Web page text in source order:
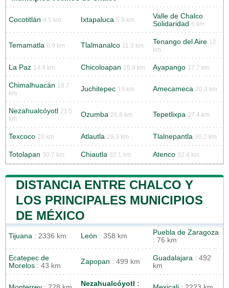
Cocotitlán 4.5 km Ixtapaluca 5.9 km
Valle de Chalco
Solidaridad 6 km
Temamatla 6.9 km Tlalmanalco 11.3 km Tenango del Aire 12
km
La Paz 14.4 km Chicoloapan 16.9 km Ayapango 17.7 km
Chimalhuacán 18.7
km
Juchitepec 19 km Amecameca 20.3 km
Nezahualcóyotl
21.5
km
Ozumba 26.8 km Tepetlixpa 27.4 km
Texcoco 28 km Atlautla 29.3 km Tlalnepantla 30.2 km
Totolapan 30.7 km Chiautla 32.1 km Atenco 32.4 km
DISTANCIA ENTRE CHALCO Y
LOS PRINCIPALES MUNICIPIOS
DE MÉXICO
Tijuana : 2336 km León : 358 km
Puebla de Zaragoza
: 76 km
Ecatepec de
Morelos : 43 km
Zapopan : 499 km Guadalajara : 492
km
Nezahualcóyotl :